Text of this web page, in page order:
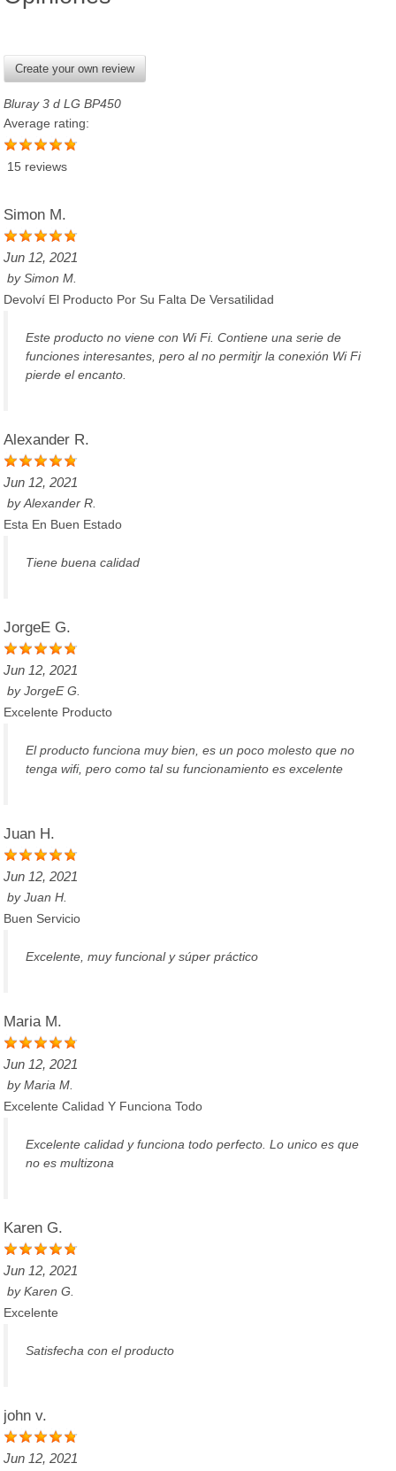
Create your own review
Bluray 3 d LG BP450
Average rating:
15 reviews
Simon M.
Jun 12, 2021
bySimon M.
Devolví El Producto Por Su Falta De Versatilidad
Este producto no viene con Wi Fi. Contiene una serie de
funciones interesantes, pero al no permitjr la conexión Wi Fi
pierde el encanto.
Alexander R.
Jun 12, 2021
byAlexander R.
Esta En Buen Estado
Tiene buena calidad
JorgeE G.
Jun 12, 2021
byJorgeE G.
Excelente Producto
El producto funciona muy bien, es un poco molesto que no
tenga wifi, pero como tal su funcionamiento es excelente
Juan H.
Jun 12, 2021
byJuan H.
Buen Servicio
Excelente, muy funcional y súper práctico
Maria M.
Jun 12, 2021
byMaria M.
Excelente Calidad Y Funciona Todo
Excelente calidad y funciona todo perfecto. Lo unico es que
no es multizona
Karen G.
Jun 12, 2021
byKaren G.
Excelente
Satisfecha con el producto
john v.
Jun 12, 2021